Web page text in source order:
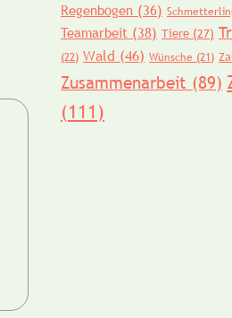
Regenbogen (36)
Teamarbeit (38) Tiere (27)
(22) Wald (46) Wünsche (21)
Zusammenarbeit (89)
(111)